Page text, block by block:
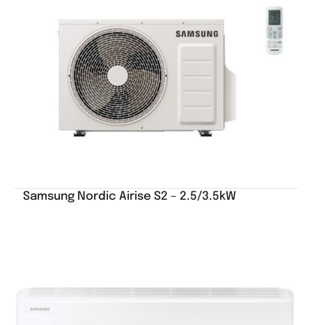
Samsung Nordic Airise S2 – 2.5/3.5kW